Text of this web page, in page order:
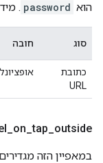
הוא password
.
סוג חובה
כתובת
URL
on _tap outside
במאפיין הזה